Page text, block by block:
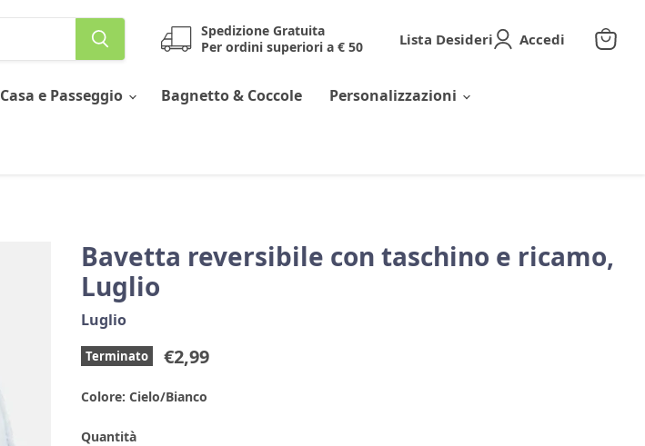
Spedizione Gratuita
Per ordini superiori a € 50
Lista Desideri Accedi
Casa e Passeggio Bagnetto & Coccole Personalizzazioni
Bavetta reversibile con taschino e ricamo,
Luglio
Luglio
Terminato Prezzo corrente
€2,99
Colore: Cielo/Bianco
Quantità